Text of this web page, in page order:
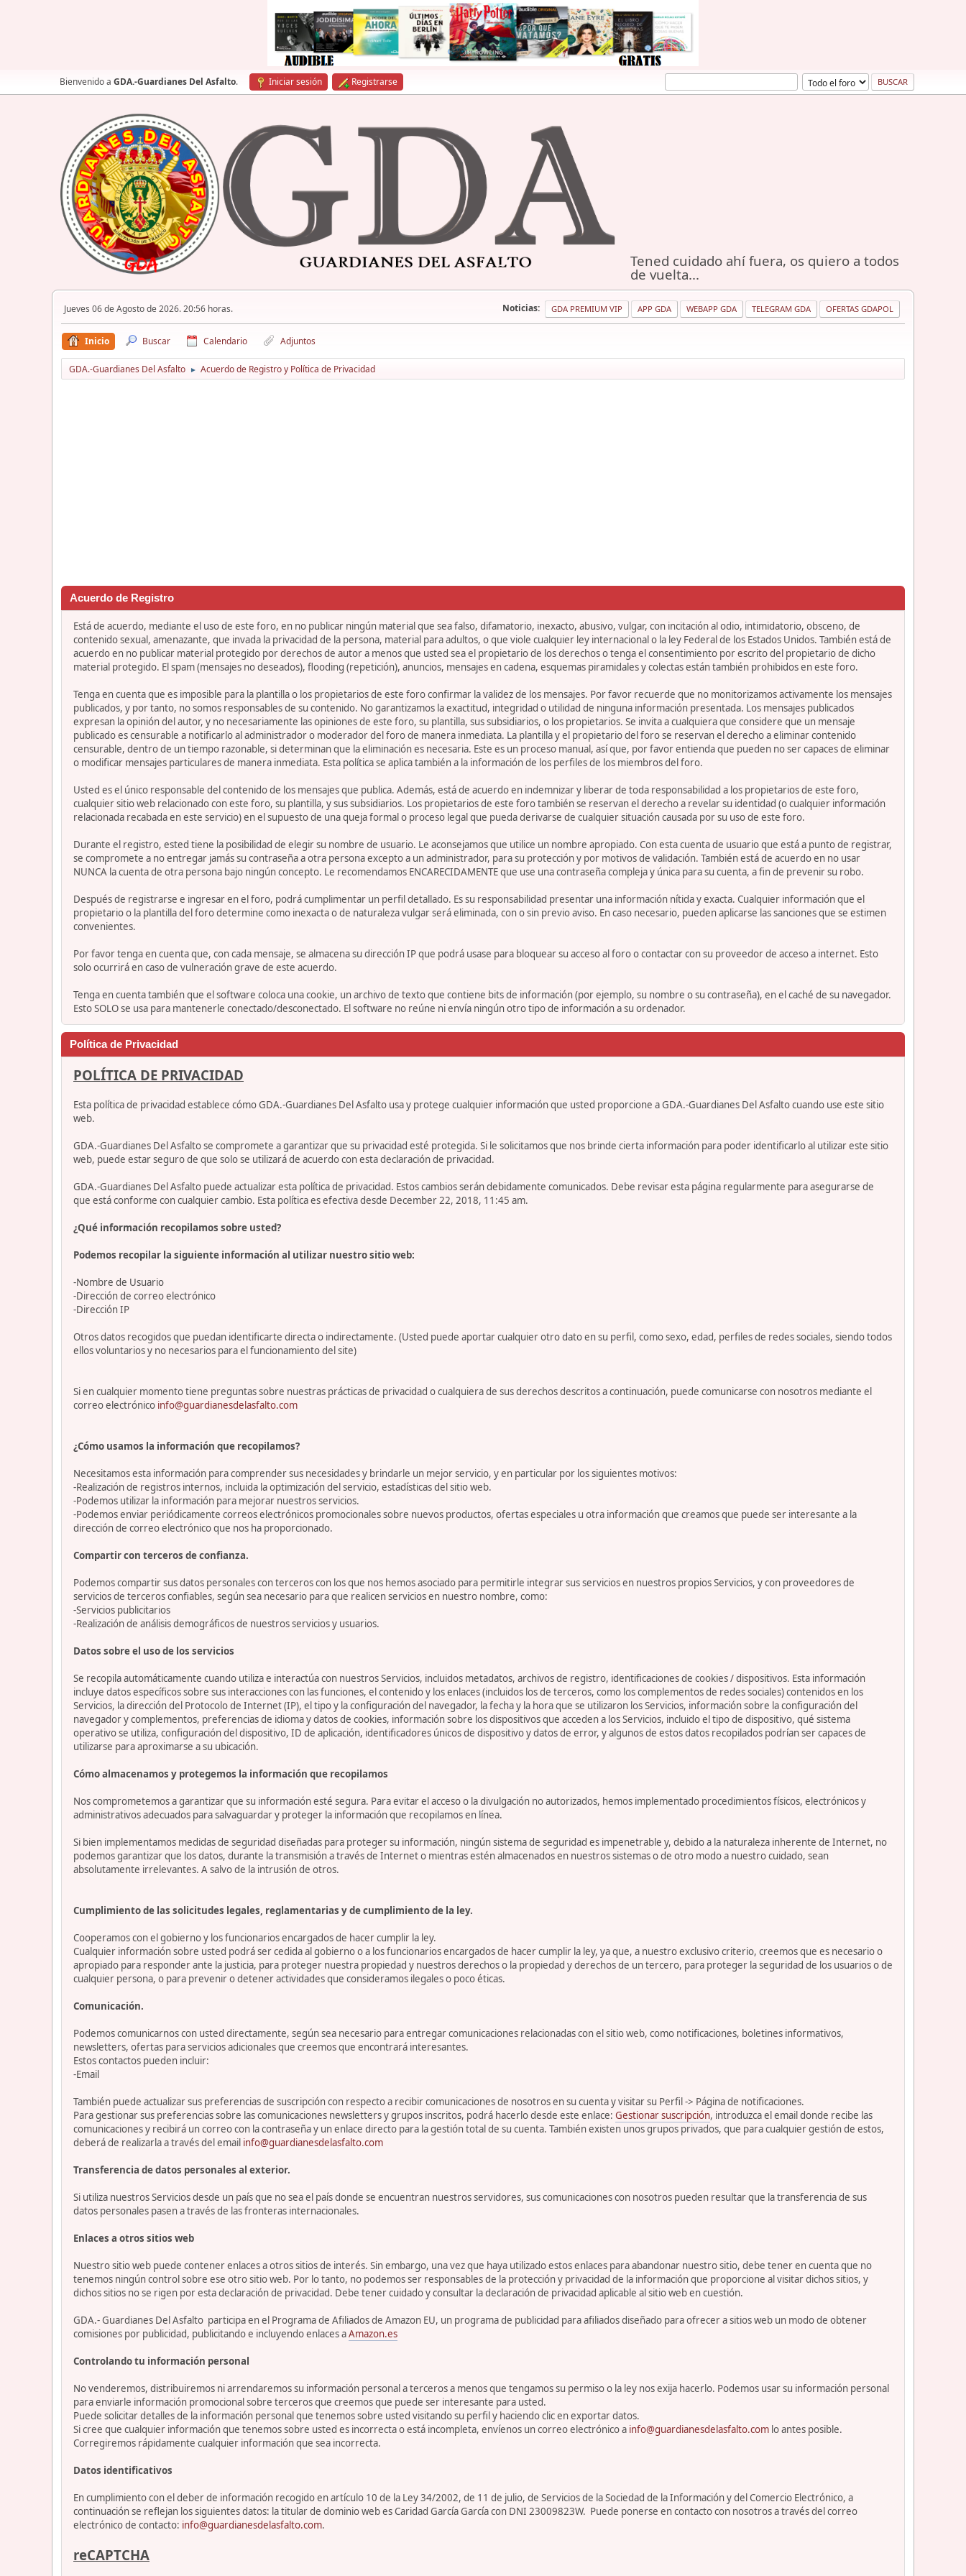
Bienvenido a GDA.-Guardianes Del Asfalto. Iniciar sesión Registrarse
Tened cuidado ahí fuera, os quiero a todos
de vuelta...
Jueves 06 de Agosto de 2026. 20:56 horas. Noticias: GDA PREMIUM VIP APP GDA WEBAPP GDA TELEGRAM GDA OFERTAS GDAPOL
Inicio Buscar Calendario Adjuntos
GDA.-Guardianes Del Asfalto ► Acuerdo de Registro y Política de Privacidad
Acuerdo de Registro
Está de acuerdo, mediante el uso de este foro, en no publicar ningún material que sea falso, difamatorio, inexacto, abusivo, vulgar, con incitación al odio, intimidatorio, obsceno, de
contenido sexual, amenazante, que invada la privacidad de la persona, material para adultos, o que viole cualquier ley internacional o la ley Federal de los Estados Unidos. También está de
acuerdo en no publicar material protegido por derechos de autor a menos que usted sea el propietario de los derechos o tenga el consentimiento por escrito del propietario de dicho
material protegido. El spam (mensajes no deseados), flooding (repetición), anuncios, mensajes en cadena, esquemas piramidales y colectas están también prohibidos en este foro.
Tenga en cuenta que es imposible para la plantilla o los propietarios de este foro confirmar la validez de los mensajes. Por favor recuerde que no monitorizamos activamente los mensajes
publicados, y por tanto, no somos responsables de su contenido. No garantizamos la exactitud, integridad o utilidad de ninguna información presentada. Los mensajes publicados
expresan la opinión del autor, y no necesariamente las opiniones de este foro, su plantilla, sus subsidiarios, o los propietarios. Se invita a cualquiera que considere que un mensaje
publicado es censurable a notificarlo al administrador o moderador del foro de manera inmediata. La plantilla y el propietario del foro se reservan el derecho a eliminar contenido
censurable, dentro de un tiempo razonable, si determinan que la eliminación es necesaria. Este es un proceso manual, así que, por favor entienda que pueden no ser capaces de eliminar
o modificar mensajes particulares de manera inmediata. Esta política se aplica también a la información de los perfiles de los miembros del foro.
Usted es el único responsable del contenido de los mensajes que publica. Además, está de acuerdo en indemnizar y liberar de toda responsabilidad a los propietarios de este foro,
cualquier sitio web relacionado con este foro, su plantilla, y sus subsidiarios. Los propietarios de este foro también se reservan el derecho a revelar su identidad (o cualquier información
relacionada recabada en este servicio) en el supuesto de una queja formal o proceso legal que pueda derivarse de cualquier situación causada por su uso de este foro.
Durante el registro, ested tiene la posibilidad de elegir su nombre de usuario. Le aconsejamos que utilice un nombre apropiado. Con esta cuenta de usuario que está a punto de registrar,
se compromete a no entregar jamás su contraseña a otra persona excepto a un administrador, para su protección y por motivos de validación. También está de acuerdo en no usar
NUNCA la cuenta de otra persona bajo ningún concepto. Le recomendamos ENCARECIDAMENTE que use una contraseña compleja y única para su cuenta, a fin de prevenir su robo.
Después de registrarse e ingresar en el foro, podrá cumplimentar un perfil detallado. Es su responsabilidad presentar una información nítida y exacta. Cualquier información que el
propietario o la plantilla del foro determine como inexacta o de naturaleza vulgar será eliminada, con o sin previo aviso. En caso necesario, pueden aplicarse las sanciones que se estimen
convenientes.
Por favor tenga en cuenta que, con cada mensaje, se almacena su dirección IP que podrá usase para bloquear su acceso al foro o contactar con su proveedor de acceso a internet. Esto
solo ocurrirá en caso de vulneración grave de este acuerdo.
Tenga en cuenta también que el software coloca una cookie, un archivo de texto que contiene bits de información (por ejemplo, su nombre o su contraseña), en el caché de su navegador.
Esto SOLO se usa para mantenerle conectado/desconectado. El software no reúne ni envía ningún otro tipo de información a su ordenador.
Política de Privacidad
POLÍTICA DE PRIVACIDAD
Esta política de privacidad establece cómo GDA.-Guardianes Del Asfalto usa y protege cualquier información que usted proporcione a GDA.-Guardianes Del Asfalto cuando use este sitio
web.
GDA.-Guardianes Del Asfalto se compromete a garantizar que su privacidad esté protegida. Si le solicitamos que nos brinde cierta información para poder identificarlo al utilizar este sitio
web, puede estar seguro de que solo se utilizará de acuerdo con esta declaración de privacidad.
GDA.-Guardianes Del Asfalto puede actualizar esta política de privacidad. Estos cambios serán debidamente comunicados. Debe revisar esta página regularmente para asegurarse de
que está conforme con cualquier cambio. Esta política es efectiva desde December 22, 2018, 11:45 am.
¿Qué información recopilamos sobre usted?
Podemos recopilar la siguiente información al utilizar nuestro sitio web:
-Nombre de Usuario
-Dirección de correo electrónico
-Dirección IP
Otros datos recogidos que puedan identificarte directa o indirectamente. (Usted puede aportar cualquier otro dato en su perfil, como sexo, edad, perfiles de redes sociales, siendo todos
ellos voluntarios y no necesarios para el funcionamiento del site)
Si en cualquier momento tiene preguntas sobre nuestras prácticas de privacidad o cualquiera de sus derechos descritos a continuación, puede comunicarse con nosotros mediante el
correo electrónico info@guardianesdelasfalto.com
¿Cómo usamos la información que recopilamos?
Necesitamos esta información para comprender sus necesidades y brindarle un mejor servicio, y en particular por los siguientes motivos:
-Realización de registros internos, incluida la optimización del servicio, estadísticas del sitio web.
-Podemos utilizar la información para mejorar nuestros servicios.
-Podemos enviar periódicamente correos electrónicos promocionales sobre nuevos productos, ofertas especiales u otra información que creamos que puede ser interesante a la
dirección de correo electrónico que nos ha proporcionado.
Compartir con terceros de confianza.
Podemos compartir sus datos personales con terceros con los que nos hemos asociado para permitirle integrar sus servicios en nuestros propios Servicios, y con proveedores de
servicios de terceros confiables, según sea necesario para que realicen servicios en nuestro nombre, como:
-Servicios publicitarios
-Realización de análisis demográficos de nuestros servicios y usuarios.
Datos sobre el uso de los servicios
Se recopila automáticamente cuando utiliza e interactúa con nuestros Servicios, incluidos metadatos, archivos de registro, identificaciones de cookies / dispositivos. Esta información
incluye datos específicos sobre sus interacciones con las funciones, el contenido y los enlaces (incluidos los de terceros, como los complementos de redes sociales) contenidos en los
Servicios, la dirección del Protocolo de Internet (IP), el tipo y la configuración del navegador, la fecha y la hora que se utilizaron los Servicios, información sobre la configuración del
navegador y complementos, preferencias de idioma y datos de cookies, información sobre los dispositivos que acceden a los Servicios, incluido el tipo de dispositivo, qué sistema
operativo se utiliza, configuración del dispositivo, ID de aplicación, identificadores únicos de dispositivo y datos de error, y algunos de estos datos recopilados podrían ser capaces de
utilizarse para aproximarse a su ubicación.
Cómo almacenamos y protegemos la información que recopilamos
Nos comprometemos a garantizar que su información esté segura. Para evitar el acceso o la divulgación no autorizados, hemos implementado procedimientos físicos, electrónicos y
administrativos adecuados para salvaguardar y proteger la información que recopilamos en línea.
Si bien implementamos medidas de seguridad diseñadas para proteger su información, ningún sistema de seguridad es impenetrable y, debido a la naturaleza inherente de Internet, no
podemos garantizar que los datos, durante la transmisión a través de Internet o mientras estén almacenados en nuestros sistemas o de otro modo a nuestro cuidado, sean
absolutamente irrelevantes. A salvo de la intrusión de otros.
Cumplimiento de las solicitudes legales, reglamentarias y de cumplimiento de la ley.
Cooperamos con el gobierno y los funcionarios encargados de hacer cumplir la ley.
Cualquier información sobre usted podrá ser cedida al gobierno o a los funcionarios encargados de hacer cumplir la ley, ya que, a nuestro exclusivo criterio, creemos que es necesario o
apropiado para responder ante la justicia, para proteger nuestra propiedad y nuestros derechos o la propiedad y derechos de un tercero, para proteger la seguridad de los usuarios o de
cualquier persona, o para prevenir o detener actividades que consideramos ilegales o poco éticas.
Comunicación.
Podemos comunicarnos con usted directamente, según sea necesario para entregar comunicaciones relacionadas con el sitio web, como notificaciones, boletines informativos,
newsletters, ofertas para servicios adicionales que creemos que encontrará interesantes.
Estos contactos pueden incluir:
-Email
También puede actualizar sus preferencias de suscripción con respecto a recibir comunicaciones de nosotros en su cuenta y visitar su Perfil -> Página de notificaciones.
Para gestionar sus preferencias sobre las comunicaciones newsletters y grupos inscritos, podrá hacerlo desde este enlace: Gestionar suscripción, introduzca el email donde recibe las
comunicaciones y recibirá un correo con la contraseña y un enlace directo para la gestión total de su cuenta. También existen unos grupos privados, que para cualquier gestión de estos,
deberá de realizarla a través del email info@guardianesdelasfalto.com
Transferencia de datos personales al exterior.
Si utiliza nuestros Servicios desde un país que no sea el país donde se encuentran nuestros servidores, sus comunicaciones con nosotros pueden resultar que la transferencia de sus
datos personales pasen a través de las fronteras internacionales.
Enlaces a otros sitios web
Nuestro sitio web puede contener enlaces a otros sitios de interés. Sin embargo, una vez que haya utilizado estos enlaces para abandonar nuestro sitio, debe tener en cuenta que no
tenemos ningún control sobre ese otro sitio web. Por lo tanto, no podemos ser responsables de la protección y privacidad de la información que proporcione al visitar dichos sitios, y
dichos sitios no se rigen por esta declaración de privacidad. Debe tener cuidado y consultar la declaración de privacidad aplicable al sitio web en cuestión.
GDA.- Guardianes Del Asfalto participa en el Programa de Afiliados de Amazon EU, un programa de publicidad para afiliados diseñado para ofrecer a sitios web un modo de obtener
comisiones por publicidad, publicitando e incluyendo enlaces aAmazon.es
Controlando tu información personal
No venderemos, distribuiremos ni arrendaremos su información personal a terceros a menos que tengamos su permiso o la ley nos exija hacerlo. Podemos usar su información personal
para enviarle información promocional sobre terceros que creemos que puede ser interesante para usted.
Puede solicitar detalles de la información personal que tenemos sobre usted visitando su perfil y haciendo clic en exportar datos.
Si cree que cualquier información que tenemos sobre usted es incorrecta o está incompleta, envíenos un correo electrónico a info@guardianesdelasfalto.com lo antes posible.
Corregiremos rápidamente cualquier información que sea incorrecta.
Datos identificativos
En cumplimiento con el deber de información recogido en artículo 10 de la Ley 34/2002, de 11 de julio, de Servicios de la Sociedad de la Información y del Comercio Electrónico, a
continuación se reflejan los siguientes datos: la titular de dominio web es Caridad García García con DNI 23009823W. Puede ponerse en contacto con nosotros a través del correo
electrónico de contacto: info@guardianesdelasfalto.com.
reCAPTCHA